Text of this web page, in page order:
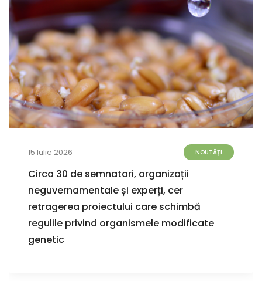
15 Iulie 2026 NOUTĂȚI
Circa 30 de semnatari, organizații
neguvernamentale și experți, cer
retragerea proiectului care schimbă
regulile privind organismele modificate
genetic